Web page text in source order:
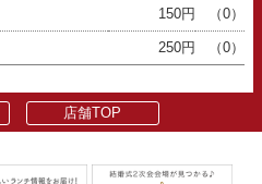
150円 （0）
250円 （0）
店舗TOP